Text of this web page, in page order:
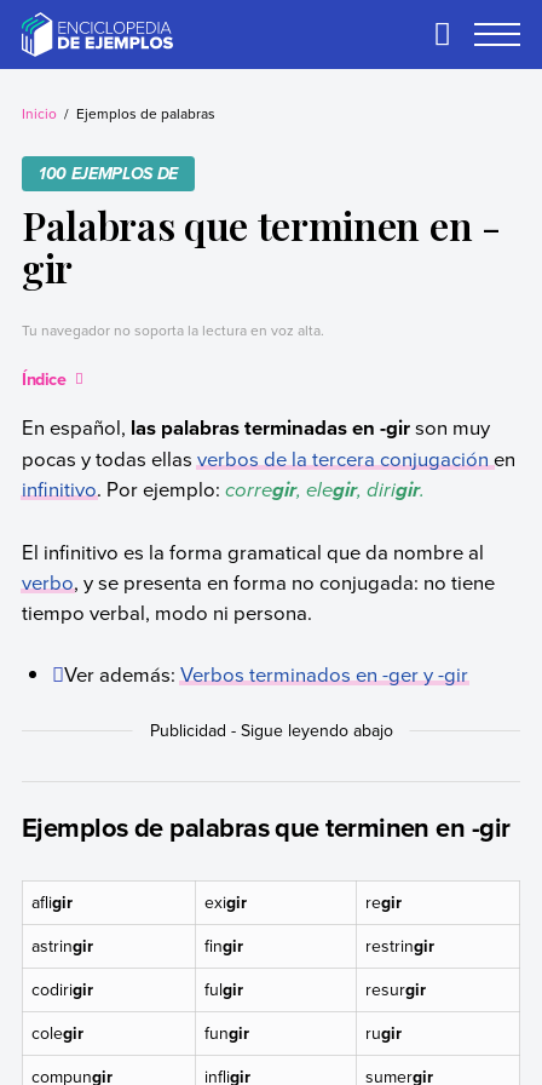
contentEjemplos
Necesitas ejemplos.
Primary
Inicio Ejemplos de palabras
100 EJEMPLOS DE
Palabras que terminen en -
gir
Tu navegador no soporta la lectura en voz alta.
Índice
En español, las palabras terminadas en -girson muy
pocas y todas ellasverbos de la tercera conjugaciónen
infinitivo. Por ejemplo: corregir, elegir, dirigir.
El infinitivo es la forma gramatical que da nombre al
verbo, y se presenta en forma no conjugada: no tiene
tiempo verbal, modo ni persona.
Ver además:Verbos terminados en -ger y -gir
Ejemplos de palabras que terminen en -gir
afligir exigir regir
astringir fingir restringir
codirigir fulgir resurgir
colegir fungir rugir
compungir infligir sumergir